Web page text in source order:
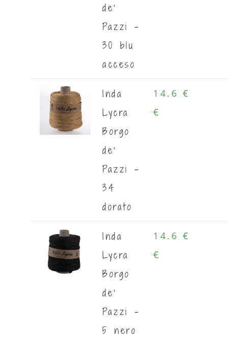
de'
Pazzi -
30 blu
acceso
Inda
Lycra
Borgo
de'
Pazzi -
34
dorato
14.6 €
€
Inda
Lycra
Borgo
de'
Pazzi -
5 nero
14.6 €
€